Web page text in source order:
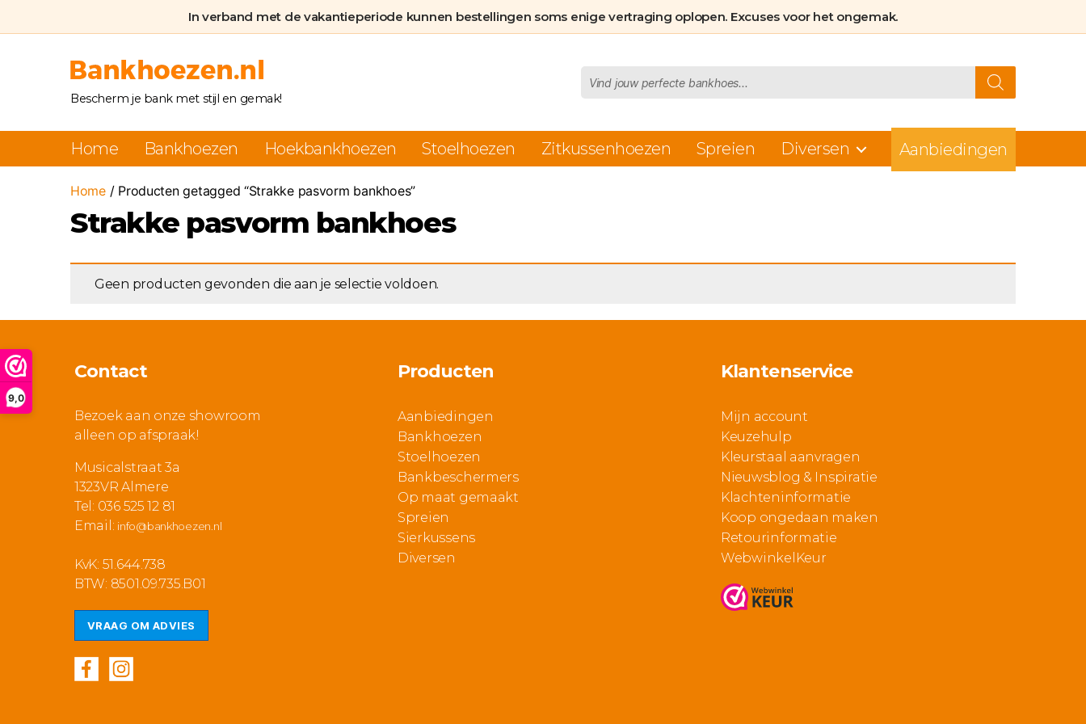
9,0
In verband met de vakantieperiode kunnen bestellingen soms enige vertraging oplopen. Excuses voor het ongemak.
Bankhoezen.nl
Bescherm je bank met stijl en gemak!
zoeken
Home Bankhoezen Hoekbankhoezen Stoelhoezen Zitkussenhoezen Spreien Diversen Aanbiedingen
Home/ Producten getagged “Strakke pasvorm bankhoes”
Strakke pasvorm bankhoes
Geen producten gevonden die aan je selectie voldoen.
Contact
Bezoek aan onze showroom
alleen op afspraak!
Musicalstraat 3a
1323VR Almere
Tel: 036 525 12 81
Email: info@bankhoezen.nl
KvK: 51.644.738
BTW: 8501.09.735.B01
VRAAG OM ADVIES
Producten
Aanbiedingen
Bankhoezen
Stoelhoezen
Bankbeschermers
Op maat gemaakt
Spreien
Sierkussens
Diversen
Klantenservice
Mijn account
Keuzehulp
Kleurstaal aanvragen
Nieuwsblog & Inspiratie
Klachteninformatie
Koop ongedaan maken
Retourinformatie
WebwinkelKeur